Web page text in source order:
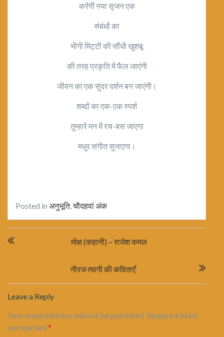
करेंगीं नया सृजन एक
संबंधों का
भीगी मिट्टी की सौंधी खुशबू
की तरह प्रकृति में फैल जाएंगी
जीवन का एक सुंदर दर्शन बन जाएंगी।
शब्दों का एक-एक स्पर्श
तुम्हारे मन में रच-बस जाएगा
मधुर संगीत सुनाएगा।
Posted in अनुभूति,चौदहवां अंक
navigation
मोक्ष (कहानी) – राजेश कमल
नीरज त्यागी की कविताएँ
Leave a Reply
Your email address will not be published. Required fields
are marked *